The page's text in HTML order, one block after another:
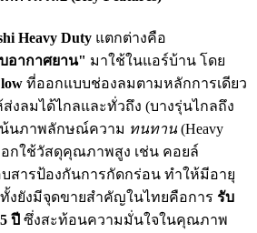
Heavy Duty แตกต่างคือ
อากาศยาน" มาใช้ในแอร์บ้าน โดย
ที่ออกแบบช่องลมตามหลักการเดียว
งลมได้ไกลและทั่วถึง (บางรุ่นไกลถึง
น้นภาพลักษณ์ความ ทนทาน (Heavy
อกใช้วัสดุคุณภาพสูง เช่น คอยล์
บสารป้องกันการกัดกร่อน ทำให้มีอายุ
งยังมีจุดขายสำคัญในไทยคือการ รับ
ปี ซึ่งสะท้อนความมั่นใจในคุณภาพ